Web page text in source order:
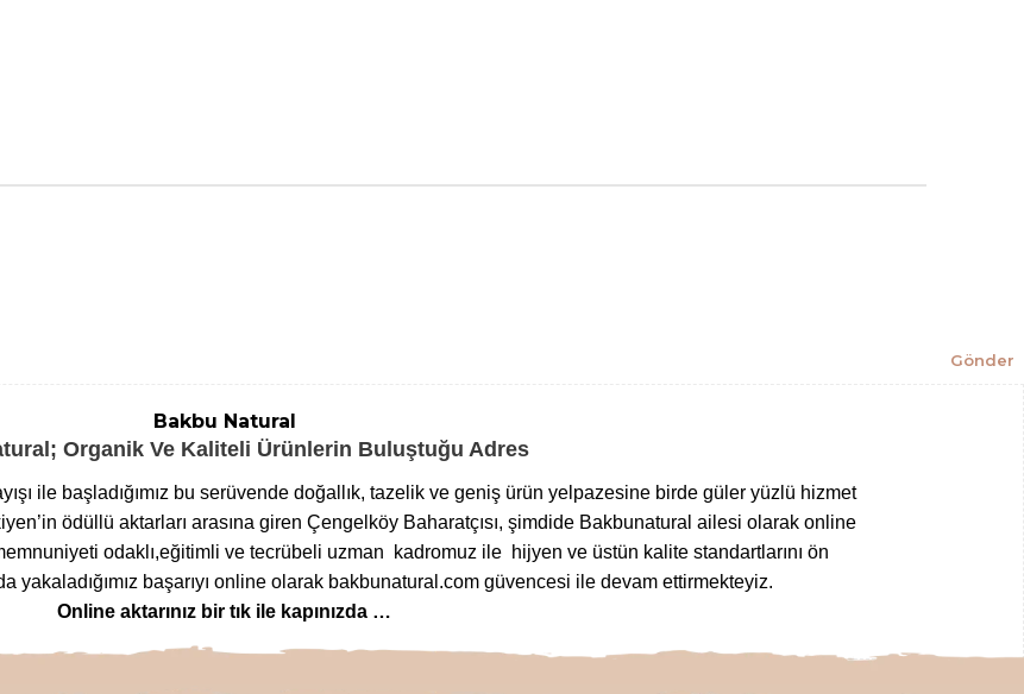
Gönder
Bakbu Natural
Organik Ve Kaliteli Ürünlerin Buluştuğu Adres
ile başladığımız bu serüvende doğallık, tazelik ve geniş ürün yelpazesine birde güler yüzlü hizmet
ödüllü aktarları arasına giren Çengelköy Baharatçısı, şimdide Bakbunatural ailesi olarak online
odaklı,eğitimli ve tecrübeli uzman kadromuz ile hijyen ve üstün kalite standartlarını ön
yakaladığımız başarıyı online olarak bakbunatural.com güvencesi ile devam ettirmekteyiz.
Online aktarınız bir tık ile kapınızda …
bitkilere,arı ürünlerinden,baharat çeşitlerine,glutensiz gıdalardan,taptaze kuruyemişlere,